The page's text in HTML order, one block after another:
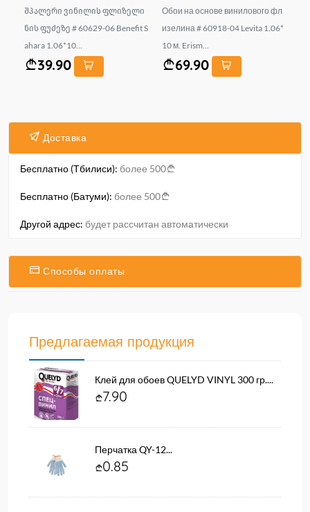
შპალერი ვინილის ფლიზელი
ნის ფუძეზე # 60629-06 Benefit S
ahara 1.06*10...
39.90
Обои на основе винилового фл
изелина # 60918-04 Levita 1.06*
10 м. Erism...
69.90
Доставка
Бесплатно (Тбилиси): более 500
Бесплатно (Батуми): более 500
Другой адрес: будет рассчитан автоматически
Способы оплаты
Предлагаемая продукция
Клей для обоев QUELYD VINYL 300 гр....
7.90
Перчатка QY-12...
0.85